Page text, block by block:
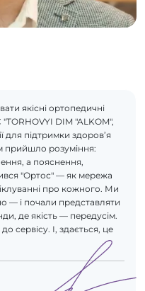
якісні ортопедичні
DIM "ALKOM",
для підтримки здоров’я
прийшло розуміння:
а пояснення,
"Ортос" — як мережа
про кожного. Ми
— і почали представляти
де якість — передусім.
сервісу. І, здається, це